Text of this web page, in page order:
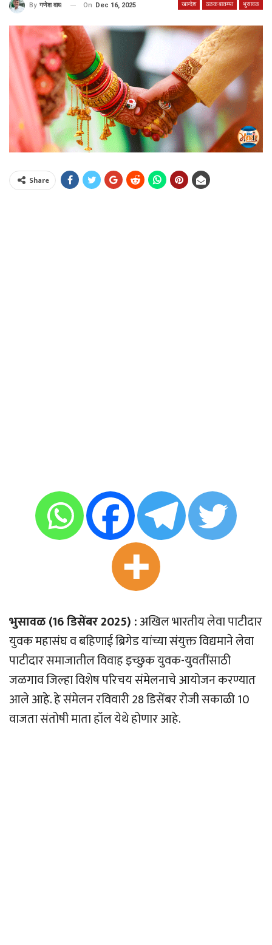
खान्देश ठळक बातम्या भुसावळ
By गणेश वाघ On Dec 16, 2025
Share
भुसावळ (16 डिसेंबर 2025) :अखिल भारतीय लेवा पाटीदार
युवक महासंघ व बहिणाई ब्रिगेड यांच्या संयुक्त विद्यमाने लेवा
पाटीदार समाजातील विवाह इच्छुक युवक-युवतींसाठी
जळगाव जिल्हा विशेष परिचय संमेलनाचे आयोजन करण्यात
आले आहे. हे संमेलन रविवारी 28 डिसेंबर रोजी सकाळी 10
वाजता संतोषी माता हॉल येथे होणार आहे.